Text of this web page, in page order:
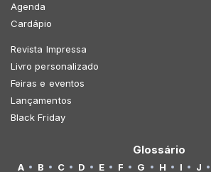
Agenda
Cardápio
Revista Impressa
Livro personalizado
Feiras e eventos
Lançamentos
Black Friday
Glossário
A B C D E F G H I J